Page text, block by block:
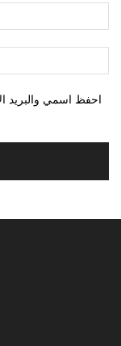
احفظ اسمي والبريد